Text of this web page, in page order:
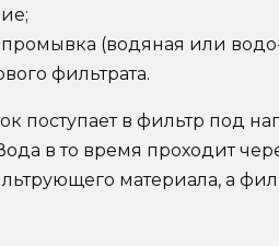
промывка (водяная или
фильтрата.
поступает в фильтр под
в то время проходит
материала, а